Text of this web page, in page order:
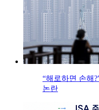
“해로하면 손해
논란